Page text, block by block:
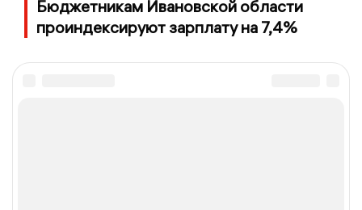
Бюджетникам Ивановской области
проиндексируют зарплату на 7,4%